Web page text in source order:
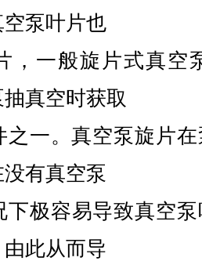
泵叶片也
，一般旋片式真空
真空时获取
之一。真空泵旋片
有真空泵
下极容易导致真空
此从而导